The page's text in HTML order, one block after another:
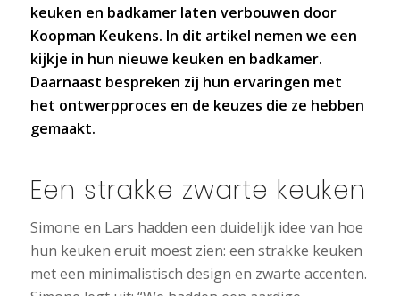
keuken en badkamer laten verbouwen door
Koopman Keukens. In dit artikel nemen we een
kijkje in hun nieuwe keuken en badkamer.
Daarnaast bespreken zij hun ervaringen met
het ontwerpproces en de keuzes die ze hebben
gemaakt.
Een strakke zwarte keuken
Simone en Lars hadden een duidelijk idee van hoe
hun keuken eruit moest zien: een strakke keuken
met een minimalistisch design en zwarte accenten.